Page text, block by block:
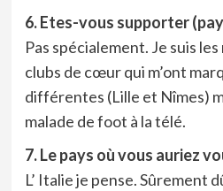
6. Etes-vous supporter
Pas spécialement. Je suis
clubs de cœur qui m’ont
différentes (Lille et Nîmes)
malade de foot à la télé.
7. Le pays où vous auriez
L’ Italie je pense. Sûrement